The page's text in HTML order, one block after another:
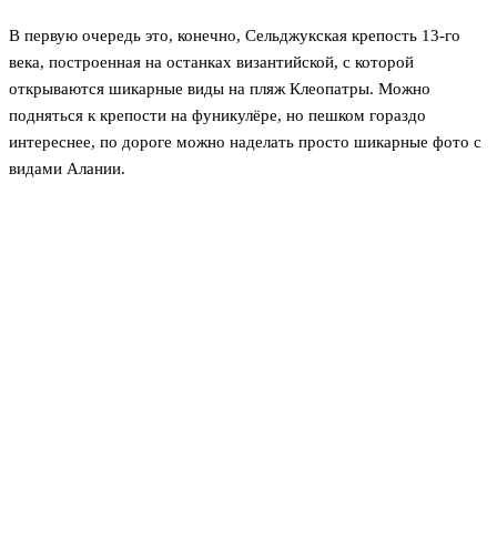
В первую очередь это, конечно, Сельджукская крепость 13-го
века, построенная на останках византийской, с которой
открываются шикарные виды на пляж Клеопатры. Можно
подняться к крепости на фуникулёре, но пешком гораздо
интереснее, по дороге можно наделать просто шикарные фото с
видами Алании.